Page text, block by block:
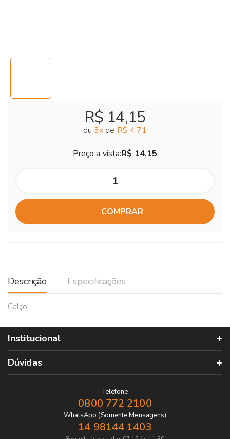
R$ 14,15
ou 3x de R$ 4,71
Preço a vista:R$ 14,15
COMPRAR
Descrição Especificações
Calço
Institucional
Dúvidas
Telefone
0800 772 2100
WhatsApp (Somente Mensagens)
14 98144 1403